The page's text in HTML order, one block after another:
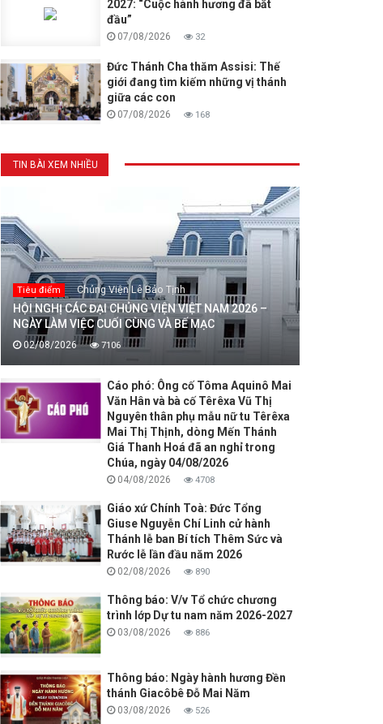
2027: “Cuộc hành hương đã bắt
đầu”
07/08/2026 32
Đức Thánh Cha thăm Assisi: Thế
giới đang tìm kiếm những vị thánh
giữa các con
07/08/2026 168
TIN BÀI XEM NHIỀU
Tiêu điểm Chủng Viện Lê Bảo Tịnh
HỘI NGHỊ CÁC ĐẠI CHỦNG VIỆN VIỆT NAM 2026 –
NGÀY LÀM VIỆC CUỐI CÙNG VÀ BẾ MẠC
02/08/2026 7106
Cáo phó: Ông cố Tôma Aquinô Mai
Văn Hân và bà cố Têrêxa Vũ Thị
Nguyên thân phụ mẫu nữ tu Têrêxa
Mai Thị Thịnh, dòng Mến Thánh
Giá Thanh Hoá đã an nghỉ trong
Chúa, ngày 04/08/2026
04/08/2026 4708
Giáo xứ Chính Toà: Đức Tổng
Giuse Nguyễn Chí Linh cử hành
Thánh lễ ban Bí tích Thêm Sức và
Rước lễ lần đầu năm 2026
02/08/2026 890
Thông báo: V/v Tổ chức chương
trình lớp Dự tu nam năm 2026-2027
03/08/2026 886
Thông báo: Ngày hành hương Đền
thánh Giacôbê Đỗ Mai Năm
03/08/2026 526